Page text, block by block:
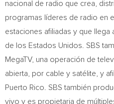
nacional de radio que crea,
programas líderes de radio en
estaciones afiliadas y que llega
de los Estados Unidos. SBS
MegaTV, una operación de
abierta, por cable y satélite, y
Puerto Rico . SBS también
vivo y es propietaria de